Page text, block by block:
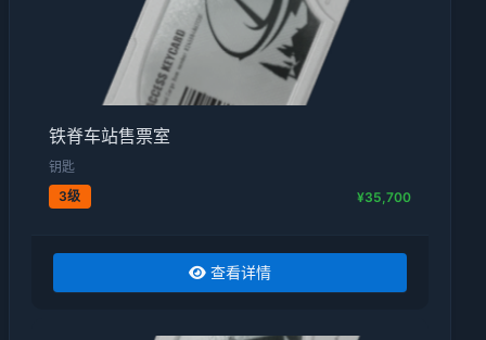
铁脊车站售票室
钥匙
3级
¥35,700
查看详情